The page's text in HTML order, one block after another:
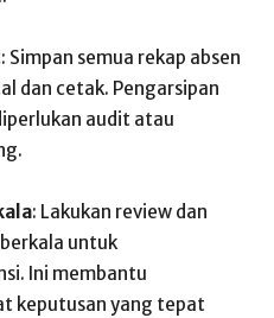
: Simpan semua rekap absen
dan cetak. Pengarsipan
audit atau
: Lakukan review dan
untuk
Ini membantu
keputusan yang tepat